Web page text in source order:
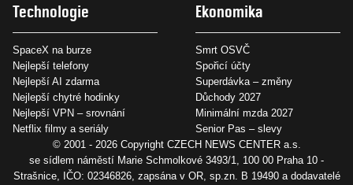
Technologie
SpaceX na burze
Nejlepší telefony
Nejlepší AI zdarma
Nejlepší chytré hodinky
Nejlepší VPN – srovnání
Netflix filmy a seriály
Ekonomika
Smrt OSVČ
Spořicí účty
Superdávka – změny
Důchody 2027
Minimální mzda 2027
Senior Pas – slevy
© 2001 - 2026 Copyright CZECH NEWS CENTER a.s.
se sídlem náměstí Marie Schmolkové 3493/1, 100 00 Praha 10 -
Strašnice, IČO: 02346826, zapsána v OR, sp.zn. B 19490 a dodavatelé